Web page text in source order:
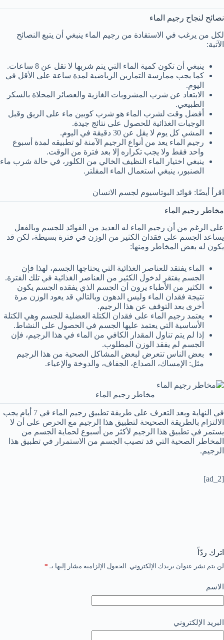
نصائح لنجاح رجيم الماء
لكل من يرغب في الاستفادة من رجيم الماء ينبغي أن يتبع النصائح
الآتية:
ينبغي أن تكون كمية الماء التي يتم شربها لا تقل عن 8 ساعات.
كما يجب ممارسة التمارين الرياضية لمدة ساعة على الأقل في
اليوم.
الابتعاد عن شرب المشروبات الغازية والعصائر المحلاة بالسكر
الطبيعي.
أفضل وقت لشرب الماء هو شرب كوبين ماء على الريق وقبل
الوجبات الغذائية للحصول على نتائج جيدة.
المشي كل يوم لا يقل عن 30 دقيقة في اليوم.
رجيم الماء يعد من أنواع الرجيم الآمنة لو تطبيقه لمدة أسبوع
واحد فقط ولا يجب تكراره إلا بعد فترة من الوقت.
ينبغي اختيار الماء النظيف الخالي من الكلور، في حالة شرب ماء
الصنبور، ينبغي استعمال الماء المفلتر.
اقرأ أيضًا: فوائد البوتاسيوم لجسم الانسان
مخاطر رجيم الماء
على الرغم من أن رجيم الماء له العديد من الفوائد للجسم وبالفعل
يساعد الجسم على فقدان الكثير من الوزن في فترة بسيطة، لكن قد
يكون له بعض المخاطر ومنها:
الماء يفتقد للعناصر الغذائية التي يحتاجها الجسم، لهذا فإن
الجسم يفتقر لدخول الكثير من العناصر الغذائية في تلك الفترة.
الكثير من الأطباء يرون أن الجسم الذي يفقده الجسم يكون
نتيجة فقدان الماء وليس الدهون وبالتالي قد يعود الوزن مرة
أخرى بعد التوقف عن هذا الرجيم.
يعتمد رجيم الماء على فقدان الكتلة العضلية للجسم وهي الكتلة
الأساسية التي يعتمد عليها الجسم في الحصول على النشاط.
إذا لم يتم تناول المقدار الكافي من الماء في هذا الرجيم، فإن
الجسم لم يفقد الوزن المطلوب.
بعض الناس تتعرض لبعض المشاكل الصحية من هذا الرجيم
مثل: الإمساك، الصداع، الجفاف، والدوخة والإعياء.
مخاطر رجيم الماء
في النهاية وبعد التعرف على طريقة تطبيق رجيم الماء في 7 أيام يجب
الالتزام بالطريقة الصحيحة لتطبيق هذا الرجيم مع الحرص على أن لا
يستمر في تطبيق هذا الرجيم لأكثر من أسبوع لحماية الجسم من
المخاطر الصحية التي قد تصيب الجسم من الاستمرار في تطبيق هذا
الرجيم.
[ad_2]
اترك ردّاً
لن يتم نشر عنوان بريدك الإلكتروني. الحقول الإلزامية مشار إليها بـ *
الاسم
البريد الإلكتروني